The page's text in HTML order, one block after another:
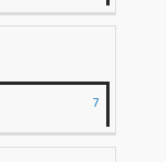
7